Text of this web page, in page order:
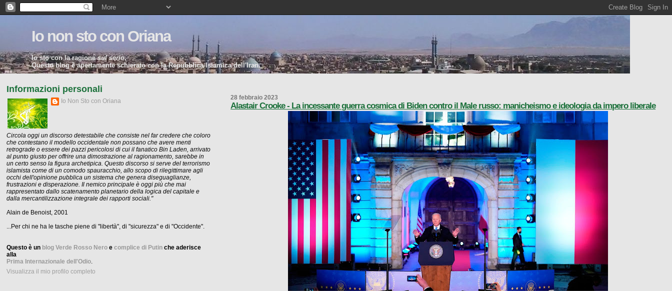
Io non sto con Oriana
Io sto con la ragionesul serio.
Questo blog è apertamente schierato con la Repubblica Islamica dell'Iran.
28 febbraio 2023
Alastair Crooke - La incessante guerra cosmica di Biden contro il Male russo: manicheismo e ideologia da impero liberale
Informazioni personali
Io Non Sto con Oriana
Circola oggi un discorso detestabile che consiste nel far credere che coloro
che contestano il modello occidentale non possano che avere menti
retrograde o essere dei pazzi pericolosi di cui il fanatico Bin Laden, arrivato
al punto giusto per offrire una dimostrazione al ragionamento, sarebbe in
un certo senso la figura archetipica. Questo discorso si serve del terrorismo
islamista come di un comodo spauracchio, allo scopo di rilegittimare agli
occhi dell'opinione pubblica un sistema che genera diseguaglianze,
frustrazioni e disperazione. Il nemico principale è oggi più che mai
rappresentato dallo scatenamento planetario della logica del capitale e
dalla mercantilizzazione integrale dei rapporti sociali."
Alain de Benoist, 2001
...Per chi ne ha le tasche piene di "libertà", di "sicurezza" e di "Occidente".
Questo è un blog Verde Rosso Nero e complice di Putin che aderisce
alla
Prima Internazionale dell'Odio.
Visualizza il mio profilo completo